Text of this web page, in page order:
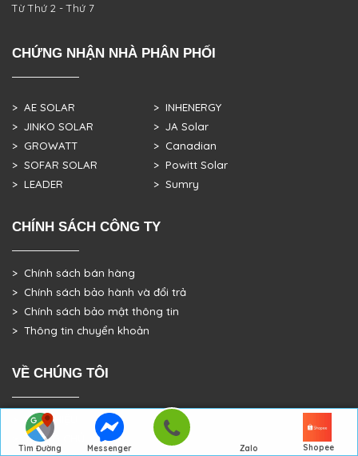
Tìm Đường
Messenger Zalo Shopee
Từ Thứ 2 - Thứ 7
CHỨNG NHẬN NHÀ PHÂN PHỐI
> AE SOLAR
> JINKO SOLAR
> GROWATT
> SOFAR SOLAR
> LEADER
> INHENERGY
> JA Solar
> Canadian
> Powitt Solar
> Sumry
CHÍNH SÁCH CÔNG TY
> Chính sách bán hàng
> Chính sách bảo hành và đổi trả
> Chính sách bảo mật thông tin
> Thông tin chuyển khoản
VỀ CHÚNG TÔI
> GIỚI THIỆU
> TRANG CHỦ